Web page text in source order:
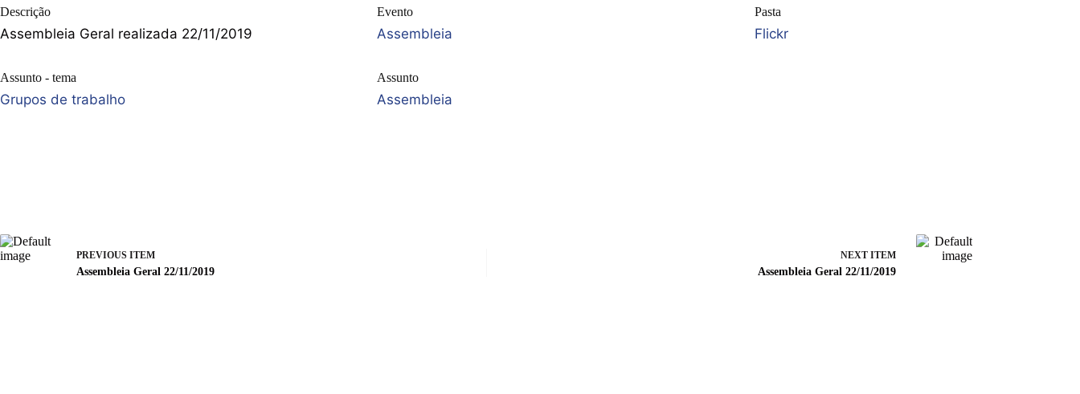
Descrição
Assembleia Geral realizada 22/11/2019
Assunto - tema
Grupos de trabalho
Evento
Assembleia
Assunto
Assembleia
Pasta
Flickr
PREVIOUS ITEM
Assembleia Geral 22/11/2019
NEXT ITEM
Assembleia Geral 22/11/2019